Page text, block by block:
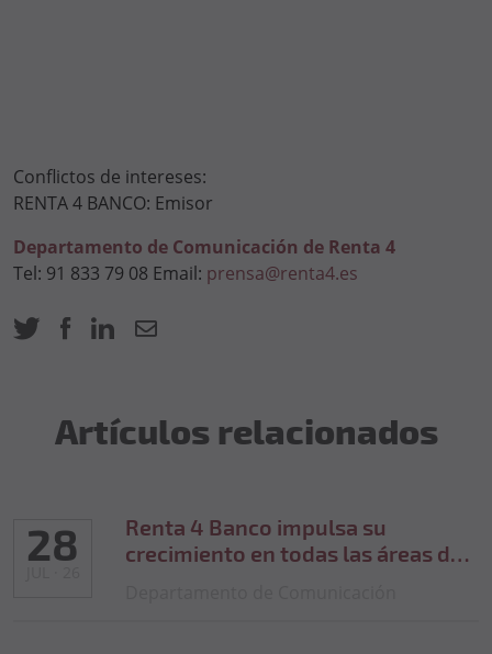
Conflictos de intereses:
RENTA 4 BANCO: Emisor
Departamento de Comunicación de Renta 4
Tel: 91 833 79 08 Email: prensa@renta4.es
Artículos relacionados
28
Renta 4 Banco impulsa su
crecimiento en todas las áreas de